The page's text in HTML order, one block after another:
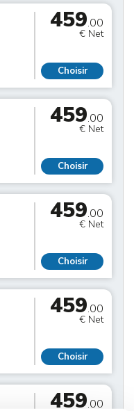
459.00
€ Net
Choisir
459.00
€ Net
Choisir
459.00
€ Net
Choisir
459.00
€ Net
Choisir
459.00